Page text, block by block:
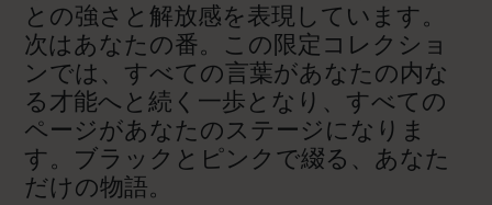
との強さと解放感を表現しています。
次はあなたの番。この限定コレクショ
ンでは、すべての言葉があなたの内な
る才能へと続く一歩となり、すべての
ページがあなたのステージになりま
す。ブラックとピンクで綴る、あなた
だけの物語。